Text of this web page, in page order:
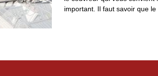
important. Il faut savoir que le